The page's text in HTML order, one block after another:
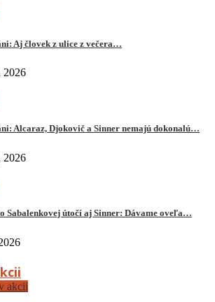
Aj človek z ulice z večera…
2026
Alcaraz, Djokovič a Sinner nemajú dokonalú…
2026
Sabalenkovej útočí aj Sinner: Dávame oveľa…
akcii